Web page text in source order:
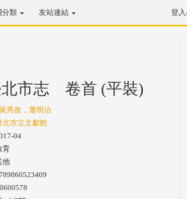
分類 友站連結 登
北市志 卷首 (平裝)
秀政，蕭明治
北市立文獻館
04
育
他